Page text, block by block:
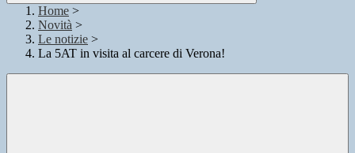
Home >
Novità >
Le notizie >
La 5AT in visita al carcere di Verona!